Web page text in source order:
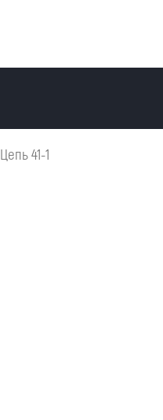
Цепь 41-1